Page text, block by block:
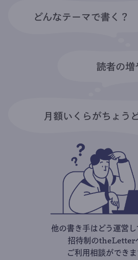
他の書き手はどう運営し
招待制のtheLetter
ご利用相談ができま